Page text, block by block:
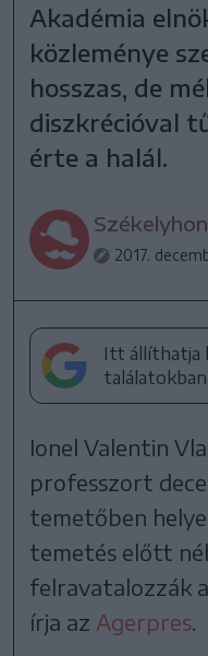
Akadémia
közleménye
hosszas, de
diszkrécióval
érte a halál.
Székelyhon
2017.
Itt állíthatja
Ionel Valentin
professzort
temetőben
temetés előtt
felravatalozzák
írja az Agerpres